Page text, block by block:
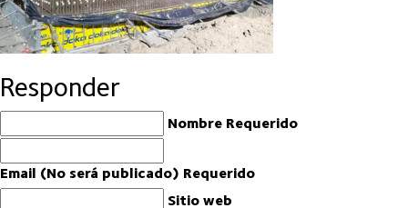
Responder
Nombre Requerido
Email (No será publicado) Requerido
Sitio web